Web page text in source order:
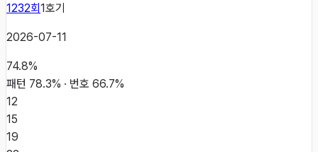
1232회1호기
2026-07-11
74.8%
패턴 78.3% · 번호 66.7%
12
15
19